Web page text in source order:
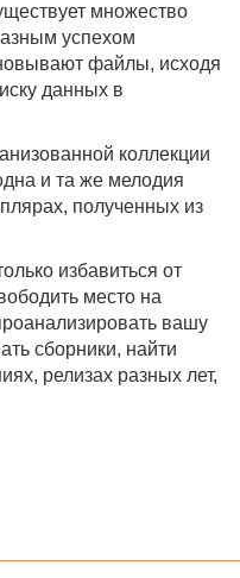
множество
успехом
файлы, исходя
данных в
коллекции
и та же мелодия
полученных из
избавиться от
место на
вашу
сборники, найти
релизах разных лет,